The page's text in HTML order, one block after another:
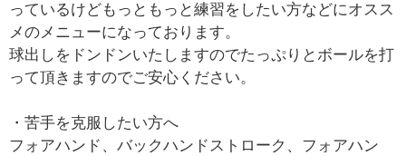
っているけどもっともっと練習をしたい方などにオスス
メのメニューになっております。
球出しをドンドンいたしますのでたっぷりとボールを打
って頂きますのでご安心ください。
・苦手を克服したい方へ
フォアハンド、バックハンドストローク、フォアハン